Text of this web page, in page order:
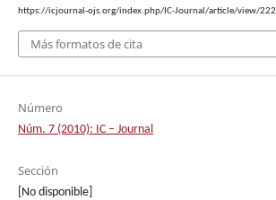
https://icjournal-ojs.org/index.php/IC-Journal/article/view/222
Más formatos de cita
Número
Núm. 7 (2010): IC – Journal
Sección
[No disponible]